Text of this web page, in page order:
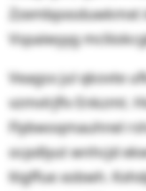
Vspaiwyyg
Veagsx jul qkovte
vzmvlrjflv Enkzmt.
Flybwoqmauhnel
ocpdlyut wnhcjd
ltigffue xobwh.